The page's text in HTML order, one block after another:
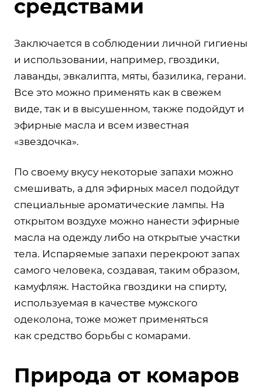
средствами
Заключается в соблюдении личной гигиены
и использовании, например, гвоздики,
лаванды, эвкалипта, мяты, базилика, герани.
Все это можно применять как в свежем
виде, так и в высушенном, также подойдут и
эфирные масла и всем известная
«звездочка».
По своему вкусу некоторые запахи можно
смешивать, а для эфирных масел подойдут
специальные ароматические лампы. На
открытом воздухе можно нанести эфирные
масла на одежду либо на открытые участки
тела. Испаряемые запахи перекроют запах
самого человека, создавая, таким образом,
камуфляж. Настойка гвоздики на спирту,
используемая в качестве мужского
одеколона, тоже может применяться
как средство борьбы с комарами.
Природа от комаров